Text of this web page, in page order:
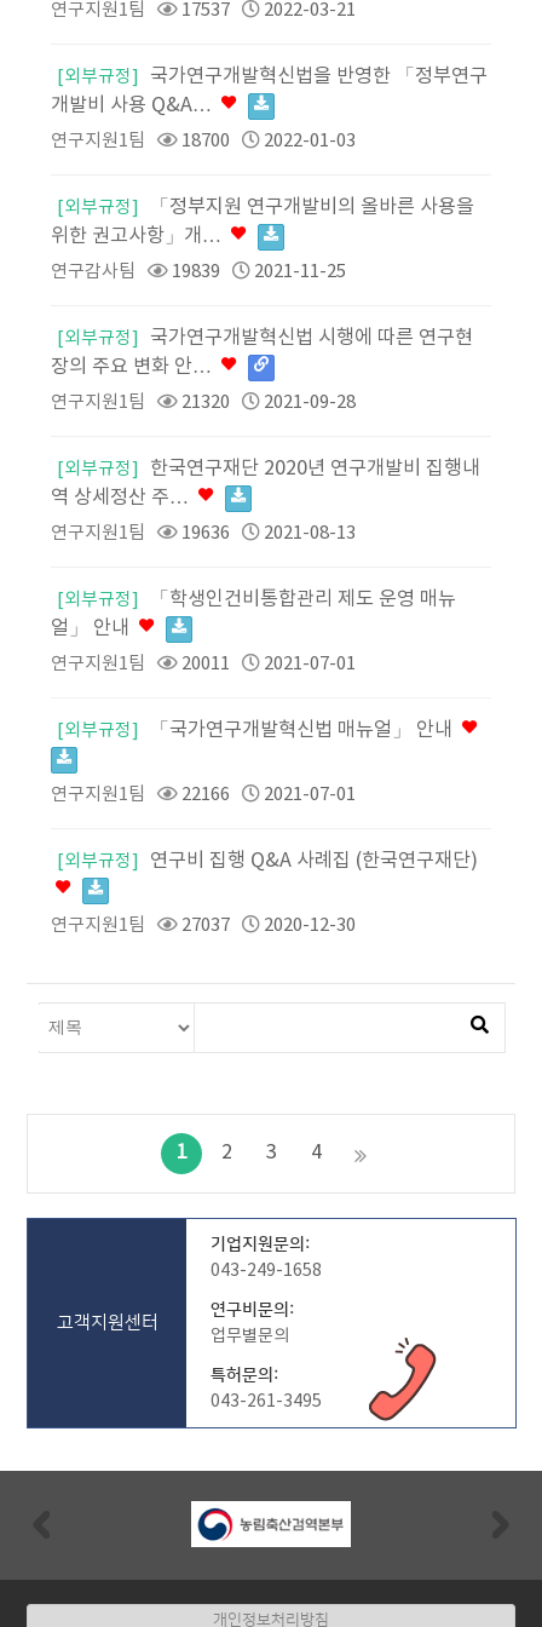
연구지원1팀 17537 2022-03-21
[외부규정]
국가연구개발혁신법을 반영한 「정부연구
개발비 사용 Q&A…
연구지원1팀 18700 2022-01-03
[외부규정]
「정부지원 연구개발비의 올바른 사용을
위한 권고사항」개…
연구감사팀 19839 2021-11-25
[외부규정]
국가연구개발혁신법 시행에 따른 연구현
장의 주요 변화 안…
연구지원1팀 21320 2021-09-28
[외부규정]
한국연구재단 2020년 연구개발비 집행내
역 상세정산 주…
연구지원1팀 19636 2021-08-13
[외부규정]
「학생인건비통합관리 제도 운영 매뉴
얼」 안내
연구지원1팀 20011 2021-07-01
[외부규정] 「국가연구개발혁신법 매뉴얼」 안내
연구지원1팀 22166 2021-07-01
[외부규정] 연구비 집행 Q&A 사례집 (한국연구재단)
연구지원1팀 27037 2020-12-30
1 2 3 4
고객지원센터
기업지원문의:
043-249-1658
연구비문의:
업무별문의
특허문의:
043-261-3495
개인정보처리방침